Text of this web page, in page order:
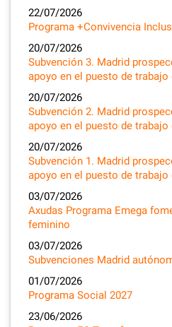
22/07/2026
Programa +Convivencia
20/07/2026
Subvención 3. Madrid
apoyo en el puesto de
20/07/2026
Subvención 2. Madrid
apoyo en el puesto de
20/07/2026
Subvención 1. Madrid
apoyo en el puesto de
03/07/2026
Axudas Programa Emega
feminino
03/07/2026
Subvenciones Madrid
01/07/2026
Programa Social 2027
23/06/2026